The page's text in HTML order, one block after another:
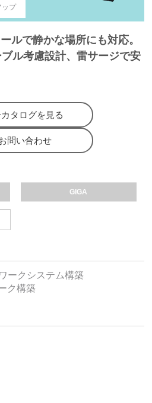
ップ
ルで静かな場所にも対応。
ル考慮設計、雷サージで安
タログを見る
問い合わせ
GIGA
ークシステム構築
ク構築